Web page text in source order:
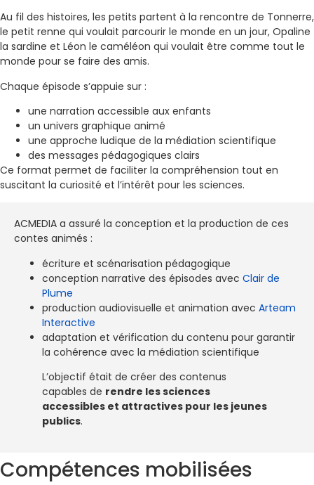
Au fil des histoires, les petits partent à la rencontre de Tonnerre,
le petit renne qui voulait parcourir le monde en un jour, Opaline
la sardine et Léon le caméléon qui voulait être comme tout le
monde pour se faire des amis.
Chaque épisode s’appuie sur :
une narration accessible aux enfants
un univers graphique animé
une approche ludique de la médiation scientifique
des messages pédagogiques clairs
Ce format permet de faciliter la compréhension tout en
suscitant la curiosité et l’intérêt pour les sciences.
ACMEDIA a assuré la conception et la production de ces
contes animés :
écriture et scénarisation pédagogique
conception narrative des épisodes avec Clair de
Plume
production audiovisuelle et animation avec Arteam
Interactive
adaptation et vérification du contenu pour garantir
la cohérence avec la médiation scientifique
L’objectif était de créer des contenus
capables de rendre les sciences
accessibles et attractives pour les jeunes
publics.
Compétences mobilisées